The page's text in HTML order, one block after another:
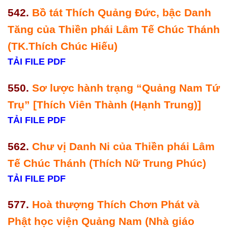
542. Bồ tát Thích Quảng Đức, bậc Danh
Tăng của Thiền phái Lâm Tế Chúc Thánh
(TK.Thích Chúc Hiếu)
TẢI FILE PDF
550. Sơ lược hành trạng “Quảng Nam Tứ
Trụ” [Thích Viên Thành (Hạnh Trung)]
TẢI FILE PDF
562. Chư vị Danh Ni của Thiền phái Lâm
Tế Chúc Thánh (Thích Nữ Trung Phúc)
TẢI FILE PDF
577. Hoà thượng Thích Chơn Phát và
Phật học viện Quảng Nam (Nhà giáo